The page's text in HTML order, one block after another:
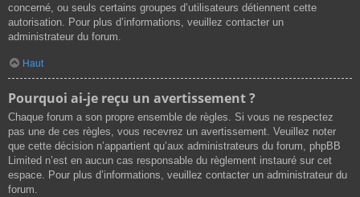
concerné, ou seuls certains groupes d’utilisateurs détiennent cette
autorisation. Pour plus d’informations, veuillez contacter un
administrateur du forum.
Haut
Pourquoi ai-je reçu un avertissement ?
Chaque forum a son propre ensemble de règles. Si vous ne respectez
pas une de ces règles, vous recevrez un avertissement. Veuillez noter
que cette décision n’appartient qu’aux administrateurs du forum, phpBB
Limited n’est en aucun cas responsable du règlement instauré sur cet
espace. Pour plus d’informations, veuillez contacter un administrateur du
forum.